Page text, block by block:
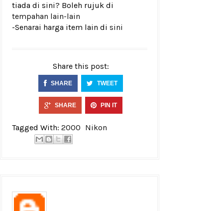
tiada di sini? Boleh rujuk di
tempahan lain-lain
-Senarai harga item lain di sini
Share this post:
SHARE TWEET
SHARE PIN IT
Tagged With: 2000 Nikon